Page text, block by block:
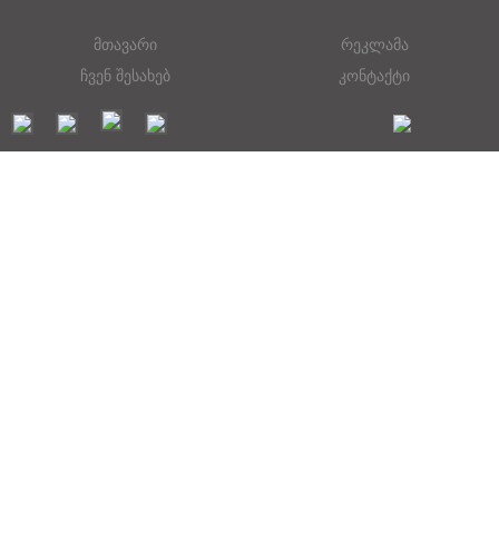
მთავარი
რეკლამა
ჩვენ შესახებ
კონტაქტი